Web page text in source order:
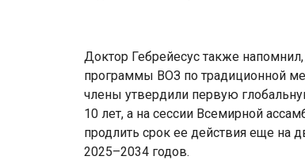
Доктор Гебрейесус также
программы ВОЗ по традиционной
члены утвердили первую
10 лет, а на сессии Всемирной
продлить срок ее действия еще на
2025–2034 годов.